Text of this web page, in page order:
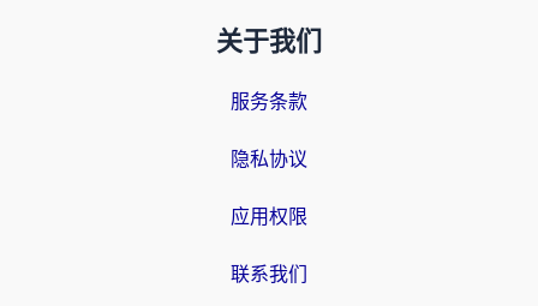
关于我们
服务条款
隐私协议
应用权限
联系我们